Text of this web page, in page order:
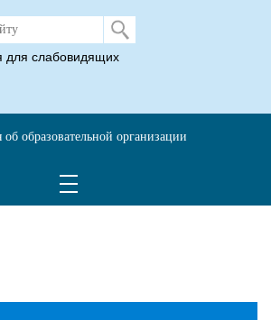
за 29.07.2025
Памятка по
электробезопасности
для слабовидящих
об образовательной организации